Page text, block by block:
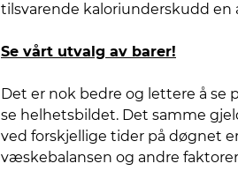
tilsvarende kaloriunderskudd en
Se vårt utvalg av barer!
Det er nok bedre og lettere å se
se helhetsbildet. Det samme
ved forskjellige tider på døgnet
væskebalansen og andre